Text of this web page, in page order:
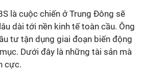
là cuộc chiến ở Trung Đông sẽ
dài tới nền kinh tế toàn cầu. Ông
tư tận dụng giai đoạn biến động
Dưới đây là những tài sản mà
cực.